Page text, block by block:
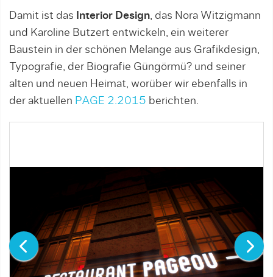
Damit ist das Interior Design, das Nora Witzigmann
und Karoline Butzert entwickeln, ein weiterer
Baustein in der schönen Melange aus Grafikdesign,
Typografie, der Biografie Güngörmü? und seiner
alten und neuen Heimat, worüber wir ebenfalls in
der aktuellen PAGE 2.2015 berichten.